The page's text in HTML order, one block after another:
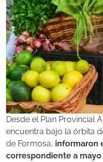
Desde el Plan Provincial
encuentra bajo la órbita
de Formosa, informaron
correspondiente a